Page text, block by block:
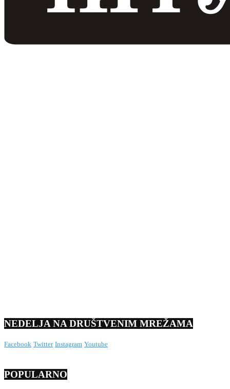
NEDELJA NA DRUŠTVENIM MREŽAMA
Facebook Twitter Instagram Youtube
POPULARNO